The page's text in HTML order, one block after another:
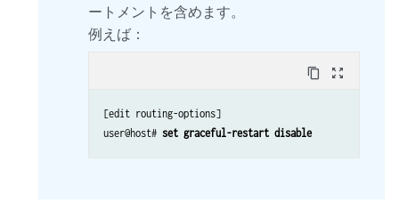
ートメントを含めます。
例えば：
content_copy zoom_out_map
[edit routing-options]
user@host# set graceful-restart disable